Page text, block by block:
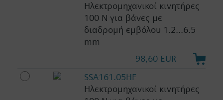
Ηλεκτρομηχανικοί κινητήρες
100 N για βάνες με
διαδρομή εμβόλου 1.2...6.5
mm
98,60 EUR
SSA161.05HF
Ηλεκτρομηχανικοί κινητήρες